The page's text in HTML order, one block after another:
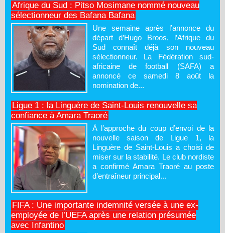
Afrique du Sud : Pitso Mosimane nommé nouveau
sélectionneur des Bafana Bafana
Une semaine après l’annonce du
départ d’Hugo Broos, l’Afrique du
Sud connaît déjà son nouveau
sélectionneur. La Fédération sud-
africaine de football (SAFA) a
annoncé ce samedi 8 août la
nomination de...
Ligue 1 : la Linguère de Saint-Louis renouvelle sa
confiance à Amara Traoré
À l’approche du coup d’envoi de la
nouvelle saison de Ligue 1, la
Linguère de Saint-Louis a choisi de
miser sur la stabilité. Le club nordiste
a confirmé Amara Traoré au poste
d’entraîneur principal...
FIFA : Une importante indemnité versée à une ex-
employée de l’UEFA après une relation présumée
avec Infantino